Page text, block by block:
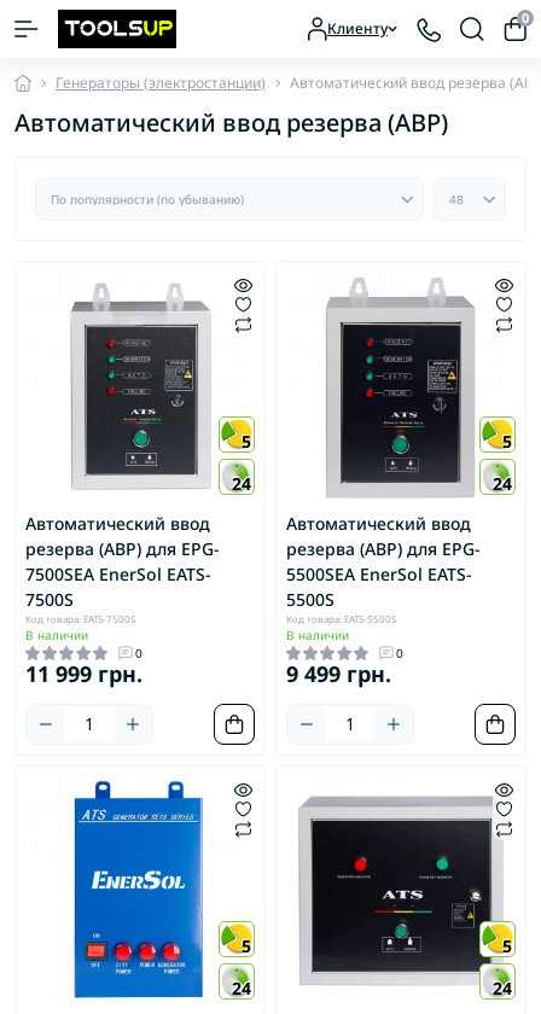
Клиенту 0
Генераторы (электростанции) Автоматический ввод резерва
Автоматический ввод резерва (АВР)
5
24
Автоматический ввод
резерва (АВР) для EPG-
7500SEA EnerSol EATS-
7500S
Код товара: EATS-7500S
В наличии
0
11 999 грн.
5
24
Автоматический ввод
резерва (АВР) для EPG-
5500SEA EnerSol EATS-
5500S
Код товара: EATS-5500S
В наличии
0
9 499 грн.
5
24
5
24